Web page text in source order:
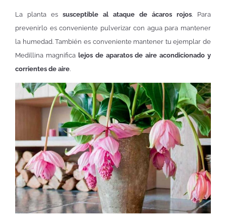
La planta es susceptible al ataque de ácaros rojos. Para
prevenirlo es conveniente pulverizar con agua para mantener
la humedad. También es conveniente mantener tu ejemplar de
Medillina magnifica lejos de aparatos de aire acondicionado y
corrientes de aire.